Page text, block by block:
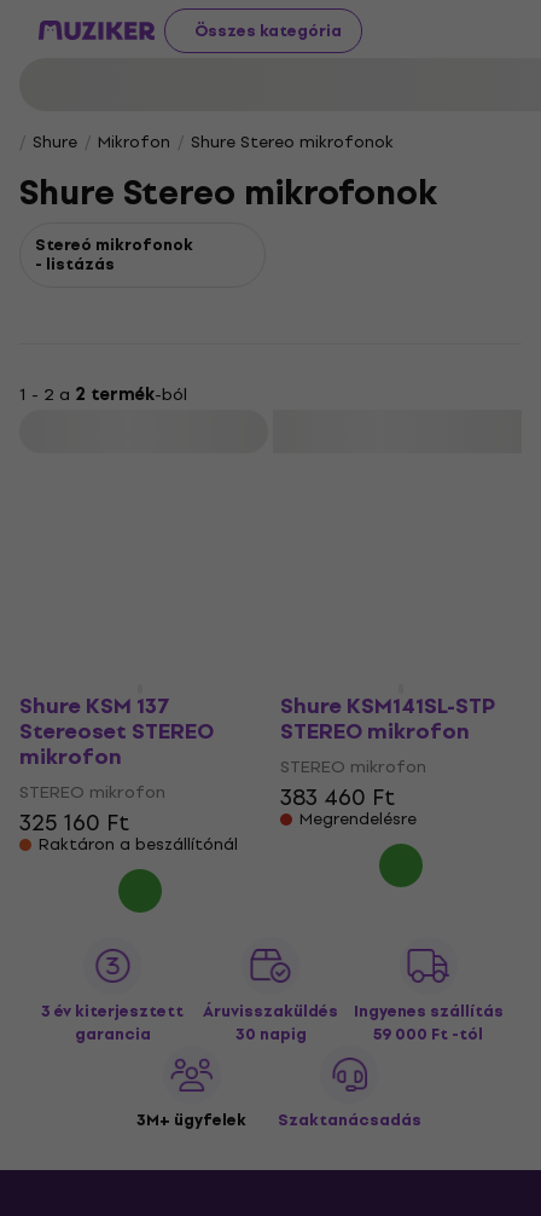
Összes kategória
Shure Mikrofon Shure Stereo mikrofonok
Shure Stereo mikrofonok
Stereó mikrofonok
- listázás
1 - 2 a 2 termék-ból
Shure KSM 137
Stereoset STEREO
mikrofon
STEREO mikrofon
325 160 Ft
Raktáron a beszállítónál
Shure KSM141SL-STP
STEREO mikrofon
STEREO mikrofon
383 460 Ft
Megrendelésre
3 év kiterjesztett
garancia
Áruvisszaküldés
30 napig
Ingyenes szállítás
59 000 Ft -tól
3M+ ügyfelek Szaktanácsadás